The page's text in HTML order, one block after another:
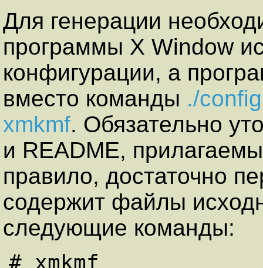
Для генерации
программы Х Window
конфигурации, а
вместо команды ./
xmkmf. Обязательно
и README,
правило, достаточно
содержит файлы
следующие команды:
# xmkmf